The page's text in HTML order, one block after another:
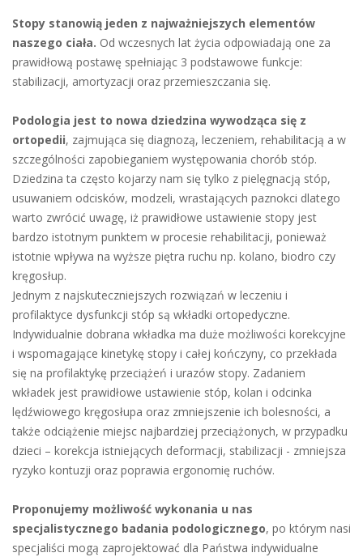
Stopy stanowią jeden z najważniejszych elementów
naszego ciała. Od wczesnych lat życia odpowiadają one za
prawidłową postawę spełniając 3 podstawowe funkcje:
stabilizacji, amortyzacji oraz przemieszczania się.
Podologia jest to nowa dziedzina wywodząca się z
ortopedii, zajmująca się diagnozą, leczeniem, rehabilitacją a w
szczególności zapobieganiem występowania chorób stóp.
Dziedzina ta często kojarzy nam się tylko z pielęgnacją stóp,
usuwaniem odcisków, modzeli, wrastających paznokci dlatego
warto zwrócić uwagę, iż prawidłowe ustawienie stopy jest
bardzo istotnym punktem w procesie rehabilitacji, ponieważ
istotnie wpływa na wyższe piętra ruchu np. kolano, biodro czy
kręgosłup.
Jednym z najskuteczniejszych rozwiązań w leczeniu i
profilaktyce dysfunkcji stóp są wkładki ortopedyczne.
Indywidualnie dobrana wkładka ma duże możliwości korekcyjne
i wspomagające kinetykę stopy i całej kończyny, co przekłada
się na profilaktykę przeciążeń i urazów stopy. Zadaniem
wkładek jest prawidłowe ustawienie stóp, kolan i odcinka
lędźwiowego kręgosłupa oraz zmniejszenie ich bolesności, a
także odciążenie miejsc najbardziej przeciążonych, w przypadku
dzieci – korekcja istniejących deformacji, stabilizacji - zmniejsza
ryzyko kontuzji oraz poprawia ergonomię ruchów.
Proponujemy możliwość wykonania u nas
specjalistycznego badania podologicznego, po którym nasi
specjaliści mogą zaprojektować dla Państwa indywidualne